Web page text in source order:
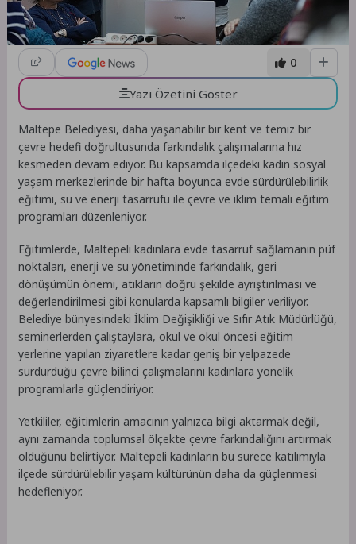
0
Yazı Özetini Göster
Maltepe Belediyesi, daha yaşanabilir bir kent ve temiz bir
çevre hedefi doğrultusunda farkındalık çalışmalarına hız
kesmeden devam ediyor. Bu kapsamda ilçedeki kadın sosyal
yaşam merkezlerinde bir hafta boyunca evde sürdürülebilirlik
eğitimi, su ve enerji tasarrufu ile çevre ve iklim temalı eğitim
programları düzenleniyor.
Eğitimlerde, Maltepeli kadınlara evde tasarruf sağlamanın püf
noktaları, enerji ve su yönetiminde farkındalık, geri
dönüşümün önemi, atıkların doğru şekilde ayrıştırılması ve
değerlendirilmesi gibi konularda kapsamlı bilgiler veriliyor.
Belediye bünyesindeki İklim Değişikliği ve Sıfır Atık Müdürlüğü,
seminerlerden çalıştaylara, okul ve okul öncesi eğitim
yerlerine yapılan ziyaretlere kadar geniş bir yelpazede
sürdürdüğü çevre bilinci çalışmalarını kadınlara yönelik
programlarla güçlendiriyor.
Yetkililer, eğitimlerin amacının yalnızca bilgi aktarmak değil,
aynı zamanda toplumsal ölçekte çevre farkındalığını artırmak
olduğunu belirtiyor. Maltepeli kadınların bu sürece katılımıyla
ilçede sürdürülebilir yaşam kültürünün daha da güçlenmesi
hedefleniyor.